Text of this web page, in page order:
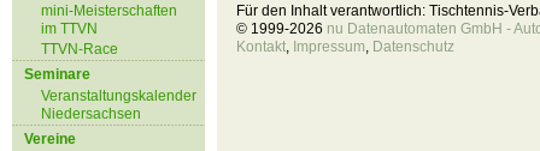
mini-Meisterschaften
im TTVN
TTVN-Race
Seminare
Veranstaltungskalender
Niedersachsen
Vereine
Für den Inhalt verantwortlich: Tischtennis-
© 1999-2026 nu Datenautomaten GmbH -
Kontakt, Impressum, Datenschutz